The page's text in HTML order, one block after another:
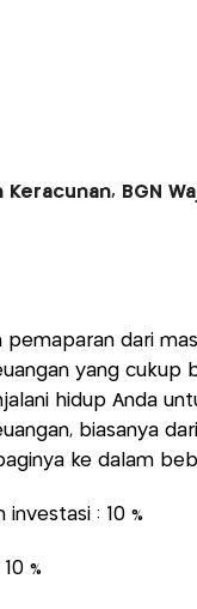
Keracunan, BGN
dari
yang cukup
hidup Anda
biasanya
ke dalam
investasi : 10 %
%